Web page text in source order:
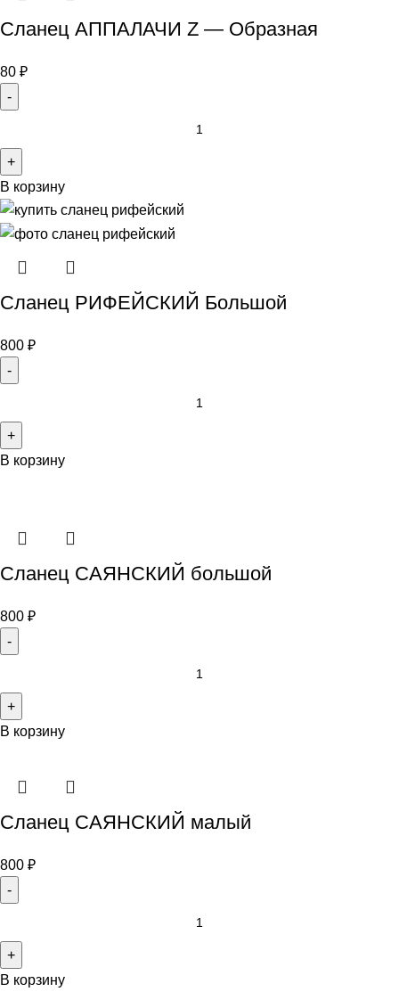
Сланец АППАЛАЧИ Z — Образная
80 ₽
В корзину
Сланец РИФЕЙСКИЙ Большой
800 ₽
В корзину
Сланец САЯНСКИЙ большой
800 ₽
В корзину
Сланец САЯНСКИЙ малый
800 ₽
В корзину